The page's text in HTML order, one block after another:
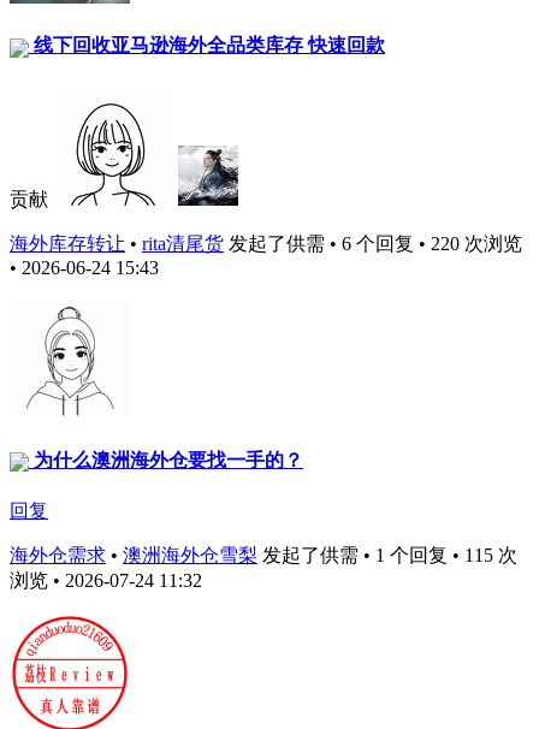
线下回收亚马逊海外全品类库存 快速回款
贡献
海外库存转让 • rita清尾货 发起了供需 • 6 个回复 • 220 次浏览
• 2026-06-24 15:43
​为什么澳洲海外仓要找一手的？
回复
海外仓需求 • 澳洲海外仓雪梨 发起了供需 • 1 个回复 • 115 次
浏览 • 2026-07-24 11:32